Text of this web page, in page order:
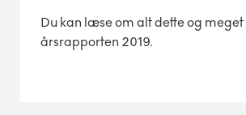
Du kan læse om alt dette og meget
årsrapporten 2019.